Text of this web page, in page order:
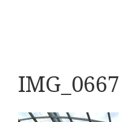
IMG_0667